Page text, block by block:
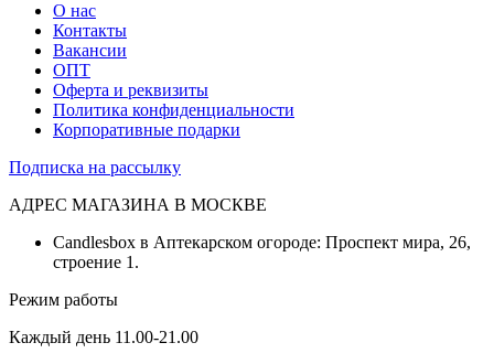
О нас
Контакты
Вакансии
ОПТ
Оферта и реквизиты
Политика конфиденциальности
Корпоративные подарки
Подписка на рассылку
АДРЕС МАГАЗИНА В МОСКВЕ
Candlesbox в Аптекарском огороде: Проспект мира, 26,
строение 1.
Режим работы
Каждый день 11.00-21.00